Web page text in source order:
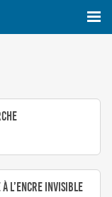
à l’encre invisible